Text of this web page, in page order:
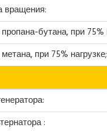
вращения:
бутана, при 75%
при 75%
: